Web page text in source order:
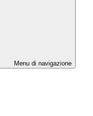
Menu di navigazione